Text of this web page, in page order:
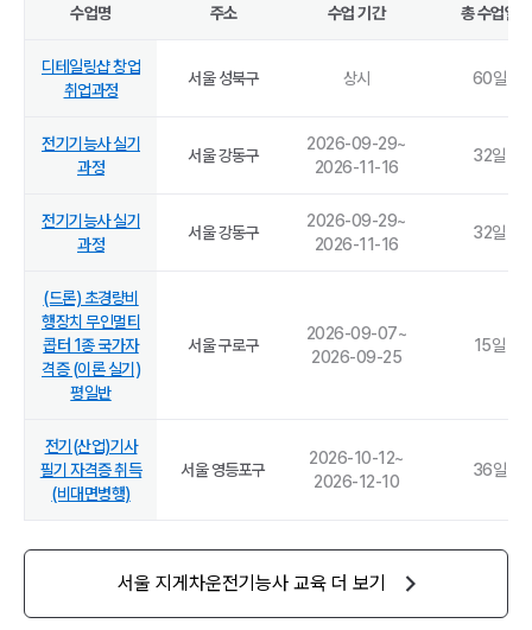
수업명 주소 수업 기간 총 수업일
디테일링샵 창업
취업과정
서울 성북구 상시 60일
전기기능사 실기
과정
서울 강동구
2026-09-29~
2026-11-16
32일
전기기능사 실기
과정
서울 강동구
2026-09-29~
2026-11-16
32일
(드론) 초경량비
행장치 무인멀티
콥터 1종 국가자
격증 (이론 실기)
평일반
서울 구로구
2026-09-07~
2026-09-25
15일
전기(산업)기사
필기 자격증 취득
(비대면병행)
서울 영등포구
2026-10-12~
2026-12-10
36일
서울 지게차운전기능사교육 더 보기